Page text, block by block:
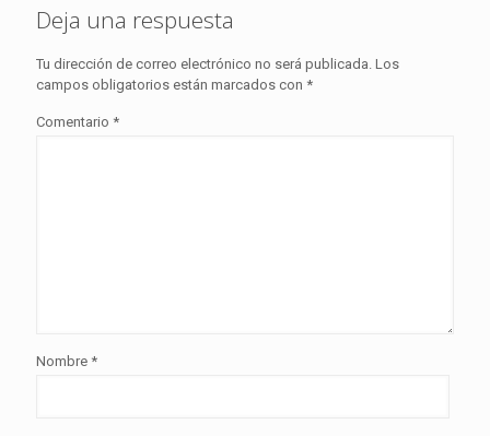
Deja una respuesta
Tu dirección de correo electrónico no será publicada. Los
campos obligatorios están marcados con *
Comentario *
Nombre *